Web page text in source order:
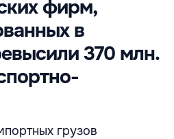
фирм,
в
370 млн.
грузов